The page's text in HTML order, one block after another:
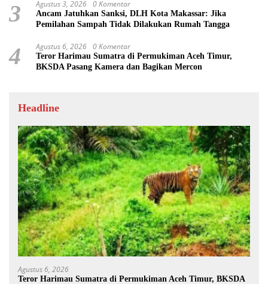
3 Agustus 3, 2026 0 Komentar
Ancam Jatuhkan Sanksi, DLH Kota Makassar: Jika
Pemilahan Sampah Tidak Dilakukan Rumah Tangga
4 Agustus 6, 2026 0 Komentar
Teror Harimau Sumatra di Permukiman Aceh Timur,
BKSDA Pasang Kamera dan Bagikan Mercon
Headline
Agustus 6, 2026
Teror Harimau Sumatra di Permukiman Aceh Timur, BKSDA